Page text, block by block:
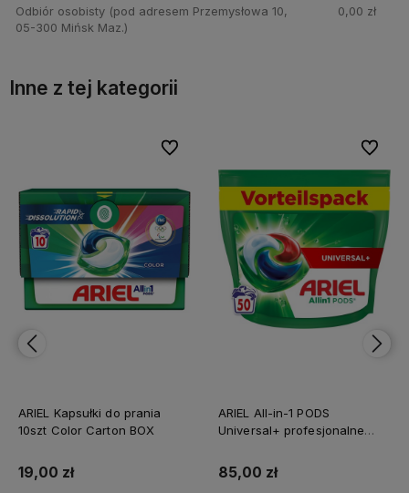
Odbiór osobisty (pod adresem Przemysłowa 10,
05-300 Mińsk Maz.)
0,00 zł
Inne z tej kategorii
ARIEL Kapsułki do prania
10szt Color Carton BOX
19,00 zł
Do ulubionych
Do ulubionych
ARIEL All-in-1 PODS
Universal+ profesjonalne
50 szt.
85,00 zł
Do
Do